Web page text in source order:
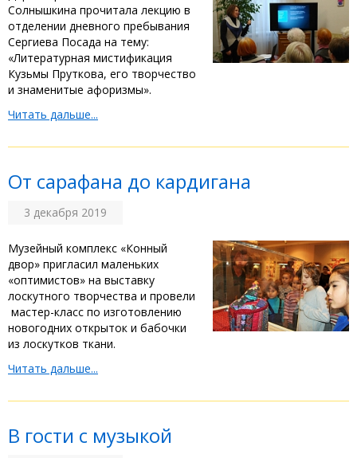
Солнышкина прочитала лекцию в
отделении дневного пребывания
Сергиева Посада на тему:
«Литературная мистификация
Кузьмы Пруткова, его творчество
и знаменитые афоризмы».
Читать дальше...
От сарафана до кардигана
3 декабря 2019
Музейный комплекс «Конный
двор» пригласил маленьких
«оптимистов» на выставку
лоскутного творчества и провели
мастер-класс по изготовлению
новогодних открыток и бабочки
из лоскутков ткани.
Читать дальше...
В гости с музыкой